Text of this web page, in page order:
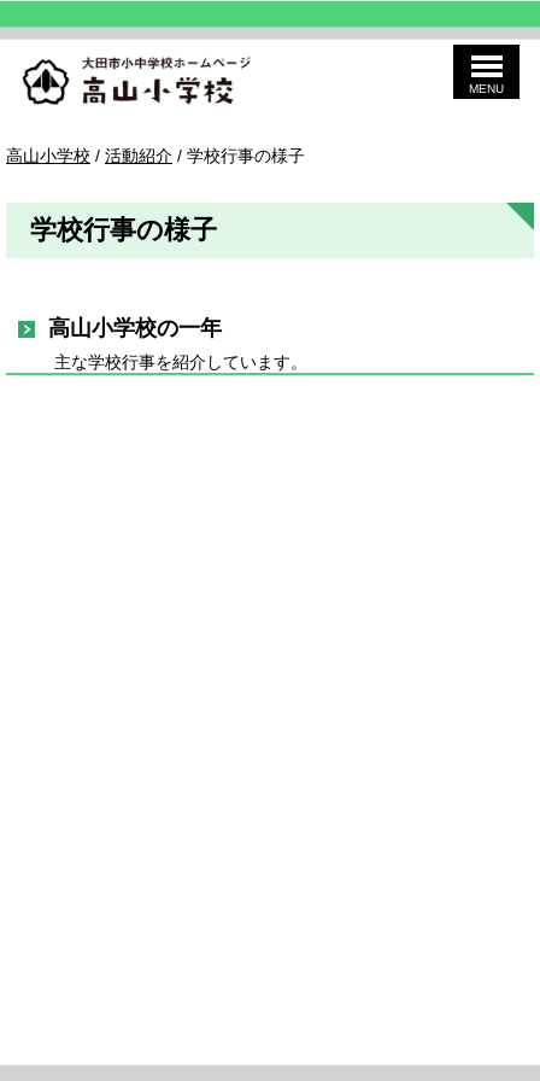
山
学
MENU
現
の
置：
高山小学校 / 活動紹介 / 学校行事の様子
学校行事の様子
高山小学校の一年
主な学校行事を紹介しています。